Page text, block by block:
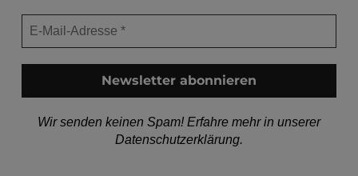
Wir senden keinen Spam! Erfahre mehr in unserer
Datenschutzerklärung.